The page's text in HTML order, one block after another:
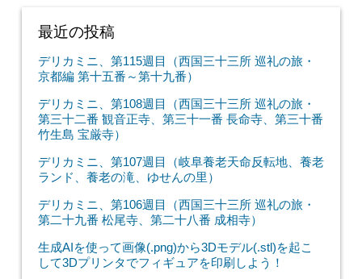
最近の投稿
デリカミニ、第115週目（西国三十三所 巡礼の旅・
京都編 第十五番～第十九番）
デリカミニ、第108週目（西国三十三所 巡礼の旅・
第三十二番 観音正寺、第三十一番 長命寺、第三十番
竹生島 宝厳寺）
デリカミニ、第107週目（岐阜養老天命反転地、養老
ランド、養老の滝、ゆせんの里）
デリカミニ、第106週目（西国三十三所 巡礼の旅・
第二十九番 松尾寺、第二十八番 成相寺）
生成AIを使って画像(.png)から3Dモデル(.stl)を起こ
して3Dプリンタでフィギュアを印刷しよう！